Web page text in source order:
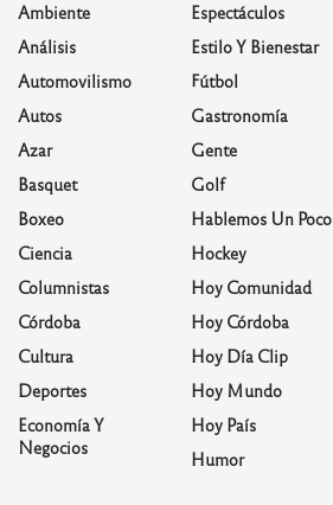
Ambiente
Análisis
Automovilismo
Autos
Azar
Basquet
Boxeo
Ciencia
Columnistas
Córdoba
Cultura
Deportes
Economía Y
Negocios
Espectáculos
Estilo Y Bienestar
Fútbol
Gastronomía
Gente
Golf
Hablemos Un Poco
Hockey
Hoy Comunidad
Hoy Córdoba
Hoy Día Clip
Hoy Mundo
Hoy País
Humor